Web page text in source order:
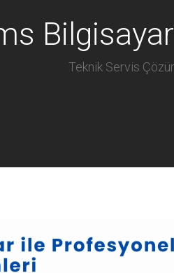
Teknik Servis